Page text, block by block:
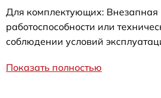
Для комплектующих: Внезапная
работоспособности или
соблюдении условий
Показать полностью